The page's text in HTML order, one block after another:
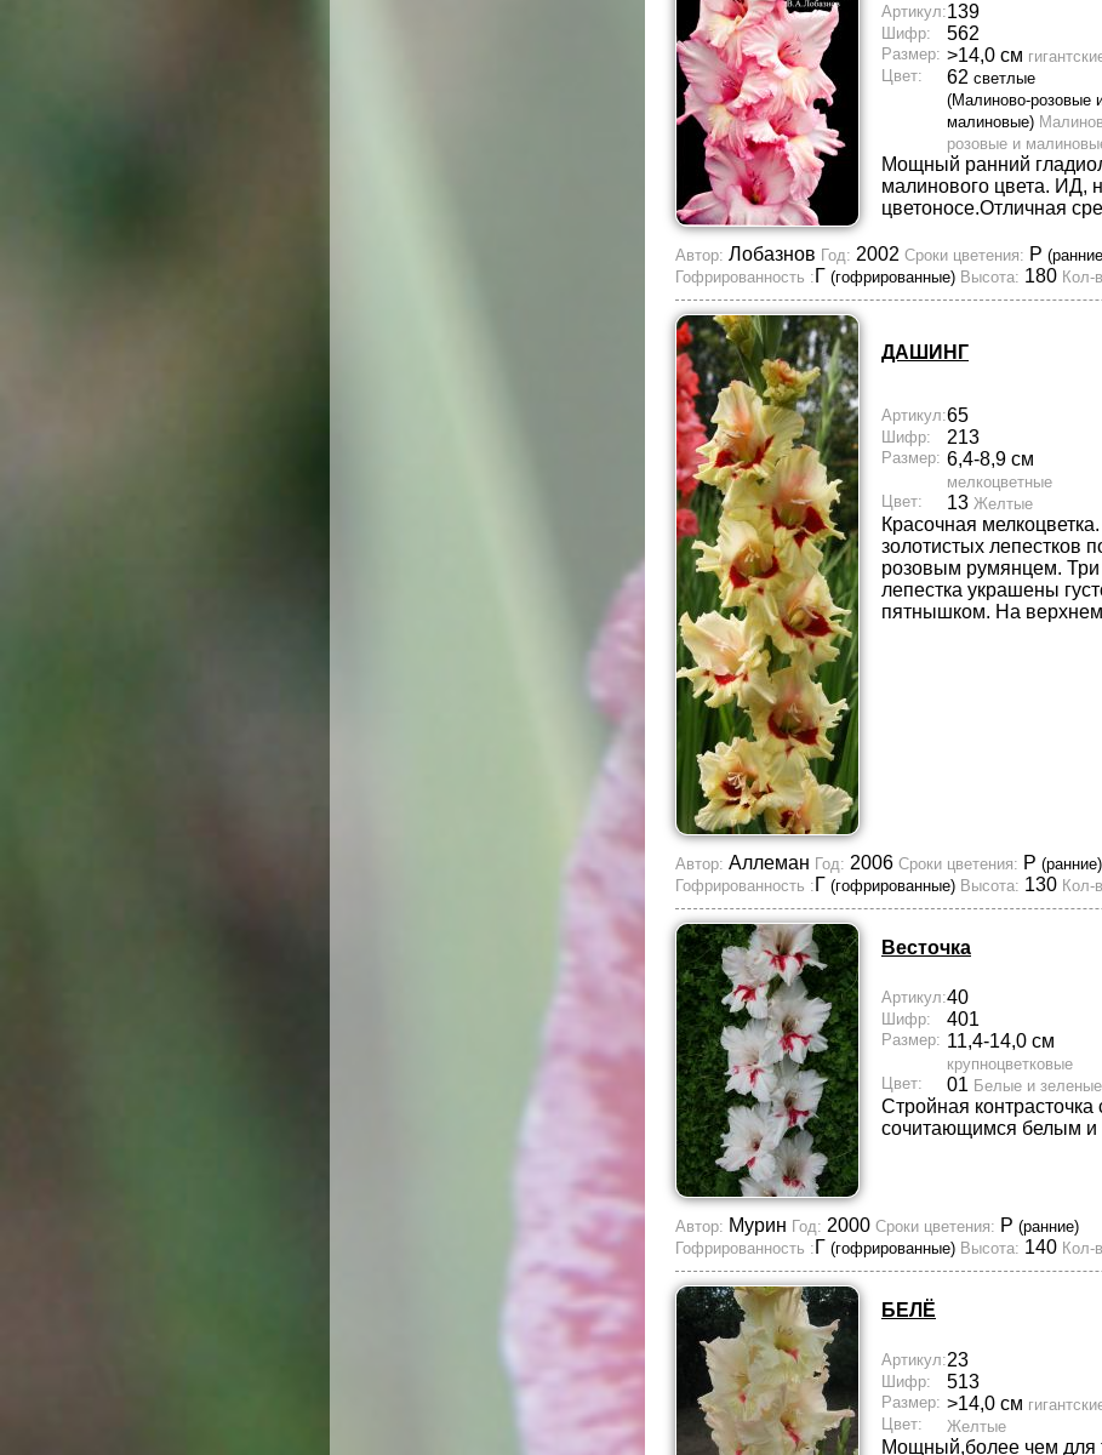
Артикул:139
Шифр: 562
Размер: >14,0 см
Цвет:
62 светлые
(Малиново-розовые
малиновые)
розовые и
Мощный ранний
малинового цвета. ИД,
цветоносе.Отличная
Автор: Лобазнов Год: 2002 Сроки цветения: Р
Гофрированность : Г (гофрированные) Высота: 180 Кол-
ДАШИНГ
Артикул:65
Шифр: 213
Размер: 6,4-8,9 см
мелкоцветные
Цвет:
13 Желтые
Красочная
золотистых лепестков
розовым румянцем.
лепестка украшены
пятнышком. На верхнем
Автор: Аллеман Год: 2006 Сроки цветения: Р (ранние)
Гофрированность : Г (гофрированные) Высота: 130 Кол-
Весточка
Артикул:40
Шифр: 401
Размер: 11,4-14,0 см
крупноцветковые
Цвет:
01 Белые и зеленые
Стройная контрасточка
сочитающимся белым и
Автор: Мурин Год: 2000 Сроки цветения: Р (ранние)
Гофрированность : Г (гофрированные) Высота: 140 Кол-
БЕЛЁ
Артикул:23
Шифр: 513
Размер: >14,0 см
Цвет:
Желтые
Мощный,более чем для